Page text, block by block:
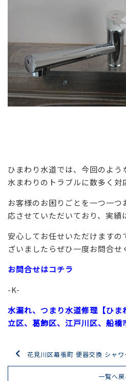
ひまわり水道では、今回のよう
水まわりのトラブルに数多く対
お客様のお困りごとを一つ一
応させていただいており、実績
安心してお任せいただけますの
ざいましたらぜひ一度お問合せ
お問合せはコチラ
-K-
水漏れ、つまり水道修理【ひ
立区、葛飾区、江戸川区、船橋
花見川区幕張町 便器交換 シャ
一覧へ戻